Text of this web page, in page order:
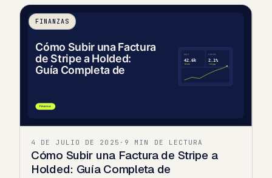
FINANZAS
4 DE JULIO DE 2025 · 9 MIN DE LECTURA
Cómo Subir una Factura de Stripe a
Holded: Guía Completa de